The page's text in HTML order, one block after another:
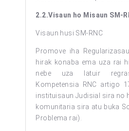
2.2.Visaun ho Misaun SM-
Visaun husi SM-RNC
Promove iha
hirak konaba ema uza rai
nebe uza latuir
Kompetensia RNC artigo
instituisaun Judisial sira no
komunitaria sira atu buka
Problema rai).